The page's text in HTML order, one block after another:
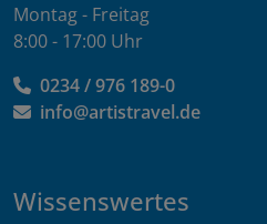
Montag - Freitag
8:00 - 17:00 Uhr
0234 / 976 189-0
info@artistravel.de
Wissenswertes